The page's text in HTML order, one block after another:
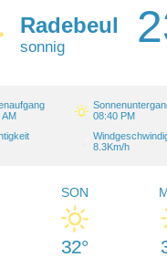
Radebeul
sonnig
08:40 PM
8.3Km/h
SON
32°